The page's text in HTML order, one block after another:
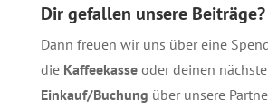
Dir gefallen unsere Beiträge?
Dann freuen wir uns über eine
die Kaffeekasseoder deinen
Einkauf/Buchung über unsere